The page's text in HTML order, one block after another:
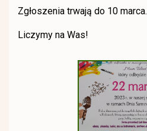
Zgłoszenia trwają do 10 marca.
Liczymy na Was!